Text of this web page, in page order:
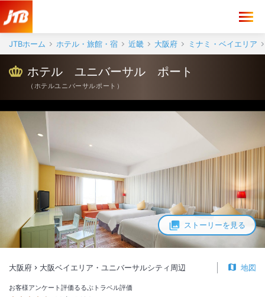
JTBホーム ホテル・旅館・宿 近畿 大阪府 ミナミ・ベイエリア
ストーリーを見る
ホテル ユニバーサル ポート
（ ホテルユニバーサルポート ）
大阪府 大阪ベイエリア・ユニバーサルシティ周辺 地図
お客様アンケート評価るるぶトラベル評価